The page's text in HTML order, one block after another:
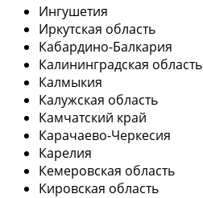
Ингушетия
Иркутская область
Кабардино-Балкария
Калининградская область
Калмыкия
Калужская область
Камчатский край
Карачаево-Черкесия
Карелия
Кемеровская область
Кировская область